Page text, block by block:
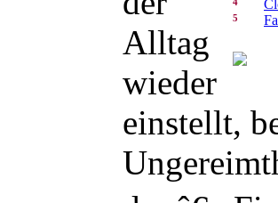
5
Alltag
wieder
einstellt,